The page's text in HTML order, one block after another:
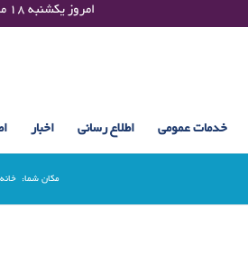
Sunday 09 August 2026 , 16:52 UTC ¤¤¤¤ امروز یکشنبه ۱۸ مرداد ۱۴۰۵ساعت : ۱۶:۵۲
خدمات عمومی اطلاع رسانی اخبار
مکان شما: خانه